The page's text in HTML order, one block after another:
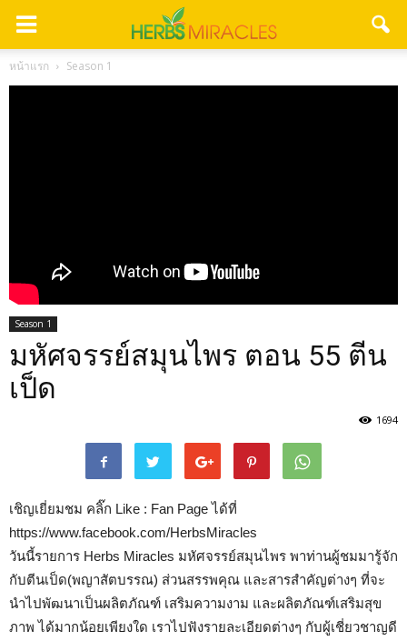
หน้าแรก Season 1
Season 1
มหัศจรรย์สมุนไพร ตอน 55 ตีน
เป็ด
1694
เชิญเยี่ยมชม คลิ๊ก Like : Fan Page ได้ที่
https://www.facebook.com/HerbsMiracles
วันนี้รายการ Herbs Miracles มหัศจรรย์สมุนไพร พาท่านผู้ชมมารู้จัก
กับตีนเป็ด(พญาสัตบรรณ) ส่วนสรรพคุณ และสารสำคัญต่างๆ ที่จะ
นำไปพัฒนาเป็นผลิตภัณฑ์ เสริมความงาม และผลิตภัณฑ์เสริมสุข
ภาพ ได้มากน้อยเพียงใด เราไปฟังรายละเอียดต่างๆ กับผู้เชี่ยวชาญดี